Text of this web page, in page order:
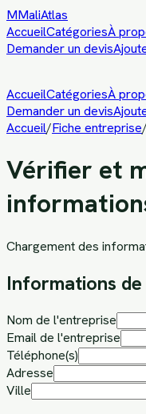
MMaliAtlas
AccueilCatégoriesÀ
Demander un devis
AccueilCatégoriesÀ
Demander un devis
Accueil/Fiche entreprise/
Vérifier et
Chargement des
Informations
Nom de l'entreprise
Email de l'entreprise
Téléphone(s)
Adresse
Ville